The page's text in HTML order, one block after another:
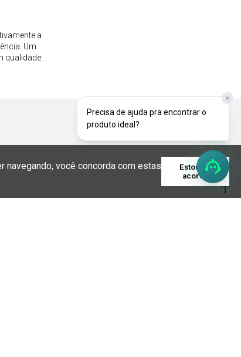
você concorda com estas
Estou de
acordo
Precisa de ajuda pra encontrar o
produto ideal?